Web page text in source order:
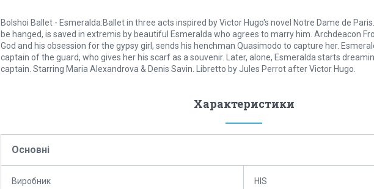
Bolshoi Ballet - Esmeralda:Ballet in three acts inspired by Victor Hugo's novel Notre Dame de
be hanged, is saved in extremis by beautiful Esmeralda who agrees to marry him. Archdeacon
God and his obsession for the gypsy girl, sends his henchman Quasimodo to capture her.
captain of the guard, who gives her his scarf as a souvenir. Later, alone, Esmeralda starts
captain. Starring Maria Alexandrova & Denis Savin. Libretto by Jules Perrot after Victor Hugo.
Характеристики
Основні
Виробник HIS